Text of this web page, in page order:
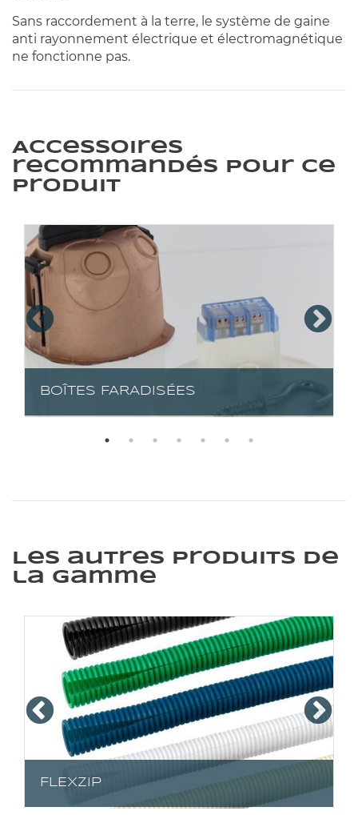
Sans raccordement à la terre, le système de gaine
anti rayonnement électrique et électromagnétique
ne fonctionne pas.
Accessoires
recommandés pour ce
produit
BOÎTES FARADISÉES
Les autres produits de
la gamme
FLEXZIP